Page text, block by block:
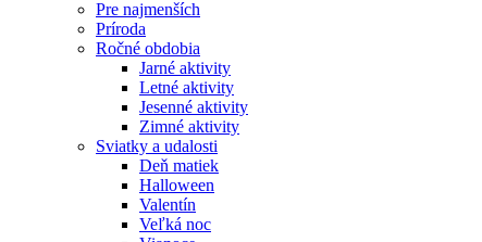
Pre najmenších
Príroda
Ročné obdobia
Jarné aktivity
Letné aktivity
Jesenné aktivity
Zimné aktivity
Sviatky a udalosti
Deň matiek
Halloween
Valentín
Veľká noc